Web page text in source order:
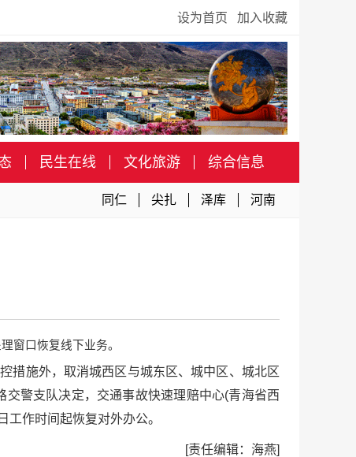
设为首页 加入收藏
民生在线 文化旅游 综合信息
同仁 尖扎 泽库 河南
窗口恢复线下业务。
措施外，取消城西区与城东区、城中区、城北区
交警支队决定，交通事故快速理赔中心(青海省西
作时间起恢复对外办公。
[责任编辑：海燕]